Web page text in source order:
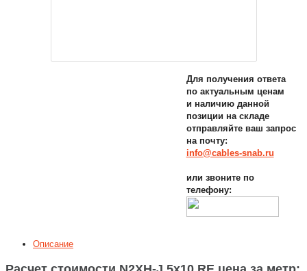
Для получения ответа
по актуальным ценам
и наличию данной
позиции на складе
отправляйте ваш запрос
на почту:
info@cables-snab.ru
или звоните по
телефону:
Описание